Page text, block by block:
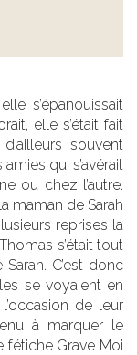
s’épanouissait
elle s’était fait
souvent
qui s’avérait
ou chez l’autre.
maman de Sarah
reprises la
s’était tout
C’est donc
se voyaient en
de leur
à marquer le
fétiche Grave Moi